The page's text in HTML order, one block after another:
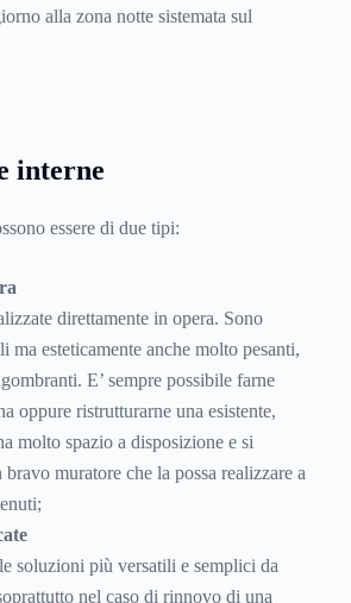
alla zona notte sistemata sul
interne
essere di due tipi:
direttamente in opera. Sono
ma esteticamente anche molto pesanti,
E’ sempre possibile farne
oppure ristrutturarne una esistente,
molto spazio a disposizione e si
bravo muratore che la possa realizzare a
soluzioni più versatili e semplici da
nel caso di rinnovo di una